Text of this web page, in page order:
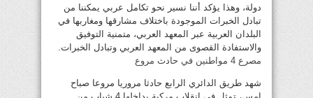
دولة، وهذا يؤكد أننا نسير نحو تكامل عربي يمكننا من
تبادل الخبرات الموجودة باختلاف مشارقها ومغاربها في
البلدان العربية عبر المعهد العربي، متمنية التوفيق
والاستفادة القصوى من المعهد العربي وتبادل الخبرات.
مصرع 4 مواطنين في حادث مروع
شهد طريق الدائري الرابع حادثا مروريا مروعا صباح